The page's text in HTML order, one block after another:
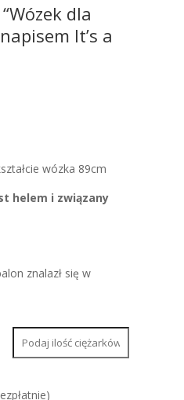
dla
It’s a
wózka 89cm
helem i związany
znalazł się w